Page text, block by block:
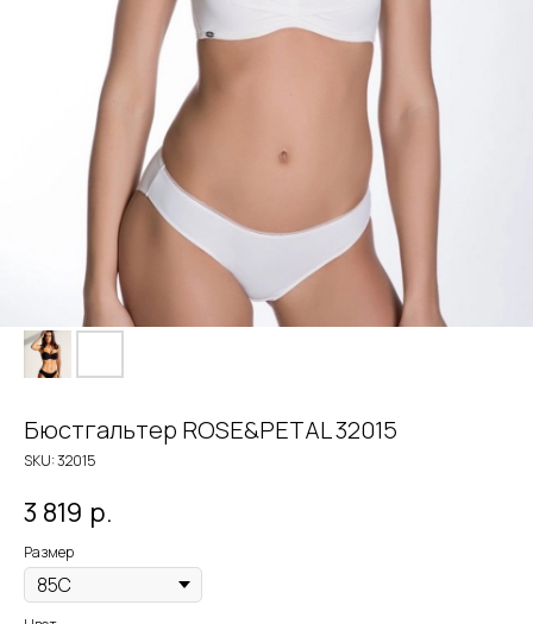
Бюстгальтер ROSE&PETAL 32015
SKU:32015
3 819 р.
Размер